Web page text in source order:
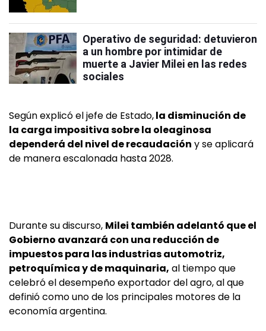
Operativo de seguridad: detuvieron
a un hombre por intimidar de
muerte a Javier Milei en las redes
sociales
Según explicó el jefe de Estado,la disminución de
la carga impositiva sobre la oleaginosa
dependerá del nivel de recaudación y se aplicará
de manera escalonada hasta 2028.
Durante su discurso, Milei también adelantó que el
Gobierno avanzará con una reducción de
impuestos para las industrias automotriz,
petroquímica y de maquinaria, al tiempo que
celebró el desempeño exportador del agro, al que
definió como uno de los principales motores de la
economía argentina.